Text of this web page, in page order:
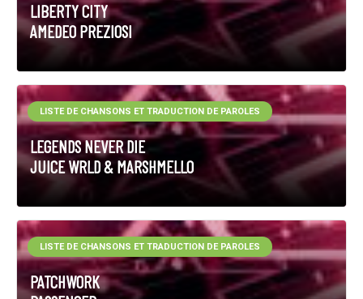
LIBERTY CITY
AMEDEO PREZIOSI
LEGENDS NEVER DIE
JUICE WRLD & MARSHMELLO
LISTE DE CHANSONS ET TRADUCTION DE PAROLES
PATCHWORK
LISTE DE CHANSONS ET TRADUCTION DE PAROLES